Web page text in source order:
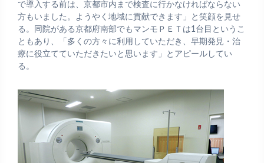
で導入する前は、京都市内まで検査に行かなければならない
方もいました。ようやく地域に貢献できます」と笑顔を見せ
る。同院がある京都府南部でもマンモＰＥＴは1台目というこ
ともあり、「多くの方々に利用していただき、早期発見・治
療に役立てていただきたいと思います」とアピールしてい
る。